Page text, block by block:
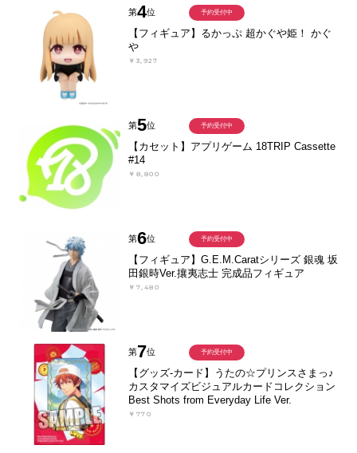
第4位
【フィギュア】るかっぷ 超かぐや姫！ かぐ
や
￥3,927
予約受付中
第5位
【カセット】アプリゲーム 18TRIP Cassette
#14
￥8,800
予約受付中
第6位
【フィギュア】G.E.M.Caratシリーズ 銀魂 坂
田銀時Ver.攘夷志士 完成品フィギュア
￥7,480
予約受付中
第7位
【グッズ-カード】うたの☆プリンスさまっ♪
カスタマイズビジュアルカードコレクション
Best Shots from Everyday Life Ver.
￥770
予約受付中